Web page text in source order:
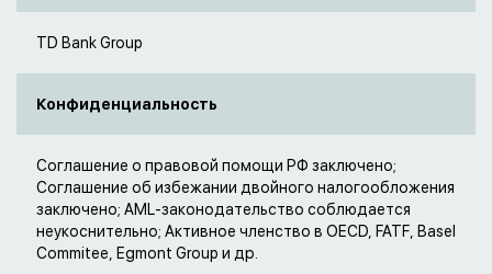
TD Bank Group
Конфиденциальность
Соглашение о правовой помощи РФ заключено;
Соглашение об избежании двойного налогообложения
заключено; AML-законодательство соблюдается
неукоснительно; Активное членство в OECD, FATF, Basel
Commitee, Egmont Group и др.